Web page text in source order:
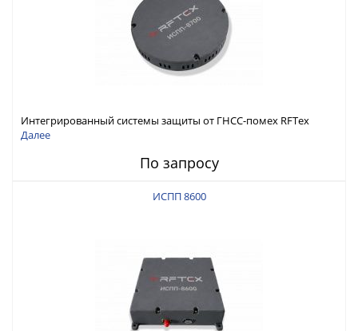
Интегрированный системы защиты от ГНСС-помех RFТех
ИСПП 8700
Далее
По запросу
ИСПП 8600